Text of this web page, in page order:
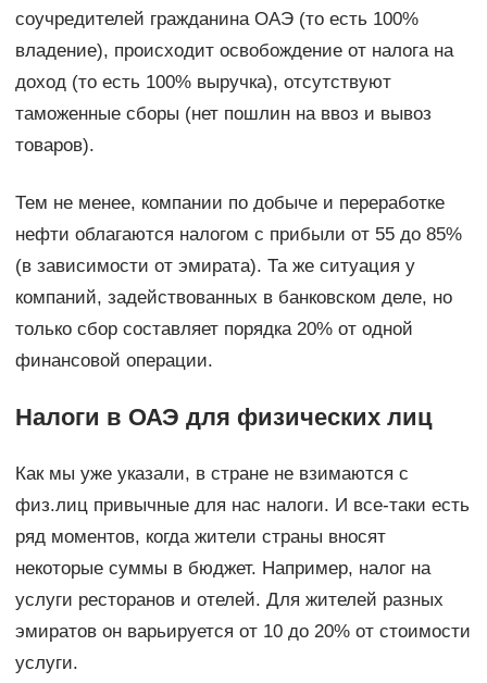
соучредителей гражданина ОАЭ (то есть 100%
владение), происходит освобождение от налога на
доход (то есть 100% выручка), отсутствуют
таможенные сборы (нет пошлин на ввоз и вывоз
товаров).
Тем не менее, компании по добыче и переработке
нефти облагаются налогом с прибыли от 55 до 85%
(в зависимости от эмирата). Та же ситуация у
компаний, задействованных в банковском деле, но
только сбор составляет порядка 20% от одной
финансовой операции.
Налоги в ОАЭ для физических лиц
Как мы уже указали, в стране не взимаются с
физ.лиц привычные для нас налоги. И все-таки есть
ряд моментов, когда жители страны вносят
некоторые суммы в бюджет. Например, налог на
услуги ресторанов и отелей. Для жителей разных
эмиратов он варьируется от 10 до 20% от стоимости
услуги.